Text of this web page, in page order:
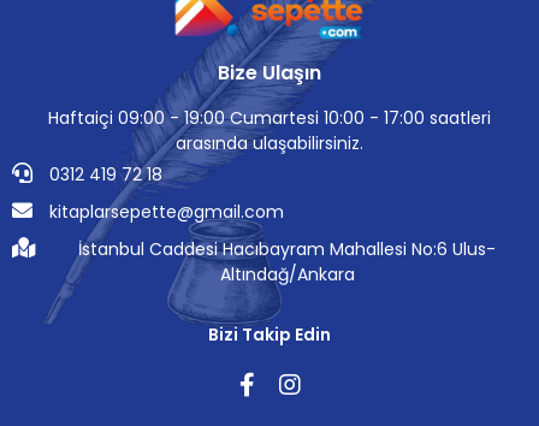
Bize Ulaşın
Haftaiçi 09:00 - 19:00 Cumartesi 10:00 - 17:00 saatleri
arasında ulaşabilirsiniz.
0312 419 72 18
kitaplarsepette@gmail.com
İstanbul Caddesi Hacıbayram Mahallesi No:6 Ulus-
Altındağ/Ankara
Bizi Takip Edin